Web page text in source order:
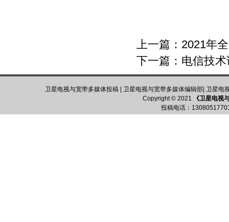
上一篇： 2021年
下一篇： 电信技
卫星电视与宽带多媒体投稿| 卫星电视与宽带多媒体编辑部| 卫星电
Copyright © 2021
《卫星电视
投稿电话：